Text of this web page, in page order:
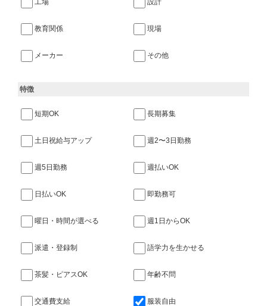
教育関係 現場
メーカー その他
特徴
短期OK 長期募集
土日祝給与アップ 週2〜3日勤務
週5日勤務 週払いOK
日払いOK 即勤務可
曜日・時間が選べる 週1日からOK
派遣・登録制 語学力を生かせる
茶髪・ピアスOK 年齢不問
交通費支給 服装自由